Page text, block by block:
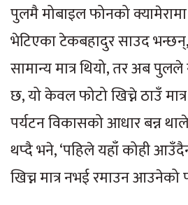
पुलमै मोबाइल फोनको
भेटिएका टेकबहादुर साउद भन्छन्,
सामान्य मात्र थियो, तर अब
छ, यो केवल फोटो खिच्ने ठाउँ
पर्यटन विकासको आधार बन्न
थप्दै भने, ‘पहिले यहाँ कोही
खिच्न मात्र नभई रमाउन आउनेको